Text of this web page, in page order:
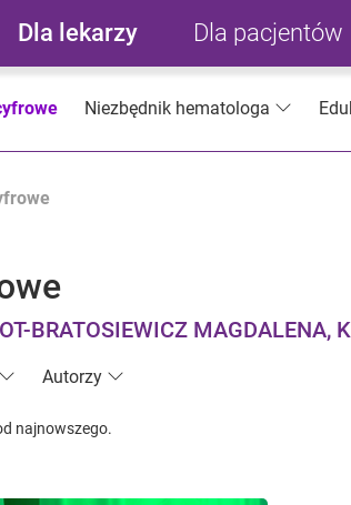
Dla lekarzy Dla pacjentów
Niezbędnik hematologa
BRATOSIEWICZ MAGDALENA,
Autorzy
najnowszego.